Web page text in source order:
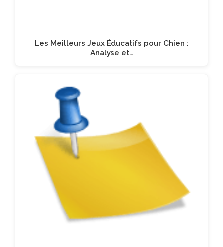
Les Meilleurs Jeux Éducatifs pour Chien :
Analyse et…